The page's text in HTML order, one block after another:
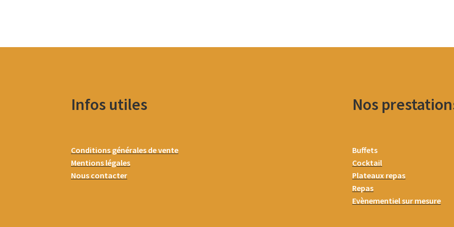
Infos utiles
Conditions générales de vente
Mentions légales
Nous contacter
Nos
Buffets
Cocktail
Plateaux repas
Repas
Evènementiel sur mesure